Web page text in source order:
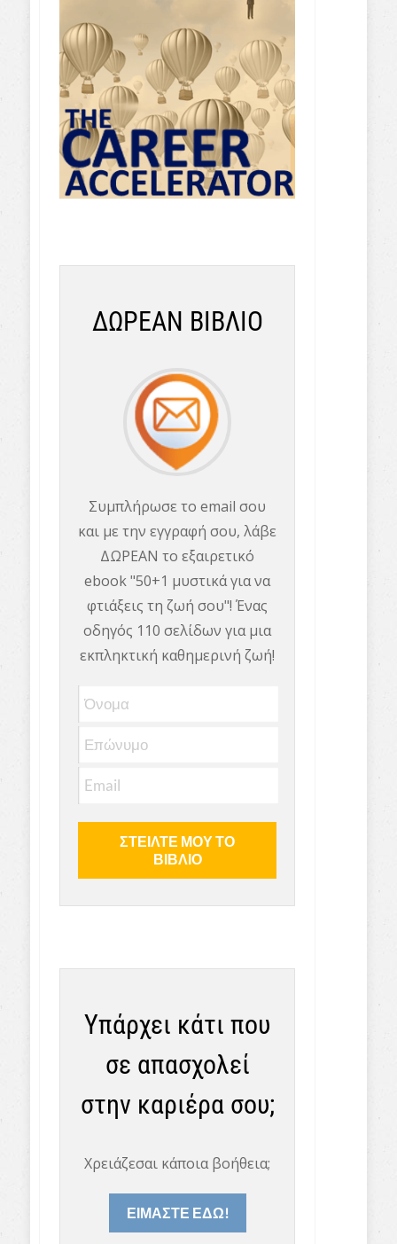
ΔΩΡΕΑΝ ΒΙΒΛΙΟ
Συμπλήρωσε το email σου
και με την εγγραφή σου, λάβε
ΔΩΡΕΑΝ το εξαιρετικό
ebook "50+1 μυστικά για να
φτιάξεις τη ζωή σου"! Ένας
οδηγός 110 σελίδων για μια
εκπληκτική καθημερινή ζωή!
Υπάρχει κάτι που
σε απασχολεί
στην καριέρα σου;
Χρειάζεσαι κάποια βοήθεια;
ΕΙΜΑΣΤΕ ΕΔΩ!